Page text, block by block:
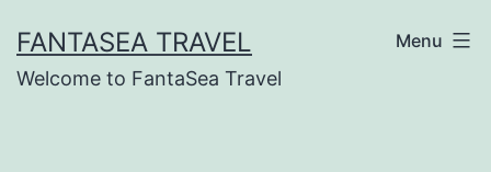
to
content
FANTASEA TRAVEL
Welcome to FantaSea Travel
Menu